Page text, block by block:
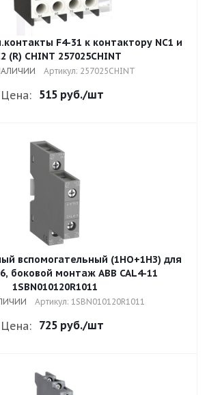
F4-31 к контактору NC1 и
(R) CHINT 257025CHINT
Артикул: 257025CHINT
Цена: 515 руб./шт
вспомогательный (1НО+1НЗ) для
боковой монтаж ABB CAL4-11
1SBN010120R1011
Артикул: 1SBN010120R1011
Цена: 725 руб./шт